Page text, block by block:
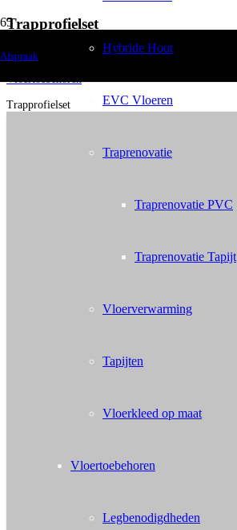
Afspraak
Hybride Hout
EVC Vloeren
Traprenovatie
Traprenovatie PVC
Traprenovatie Tapijt
Vloerverwarming
Tapijten
Vloerkleed op maat
Vloertoebehoren
Legbenodigdheden
Trapprofielset
Home
Vloertoebehoren
Trapprofielset